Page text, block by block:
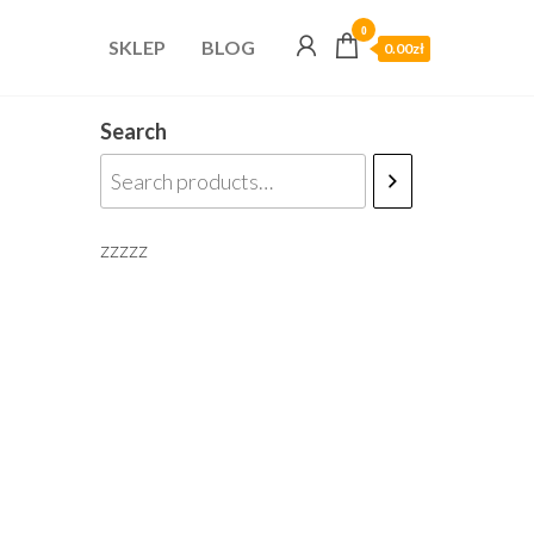
SKLEP BLOG
0
0.00zł
Search
zzzzz